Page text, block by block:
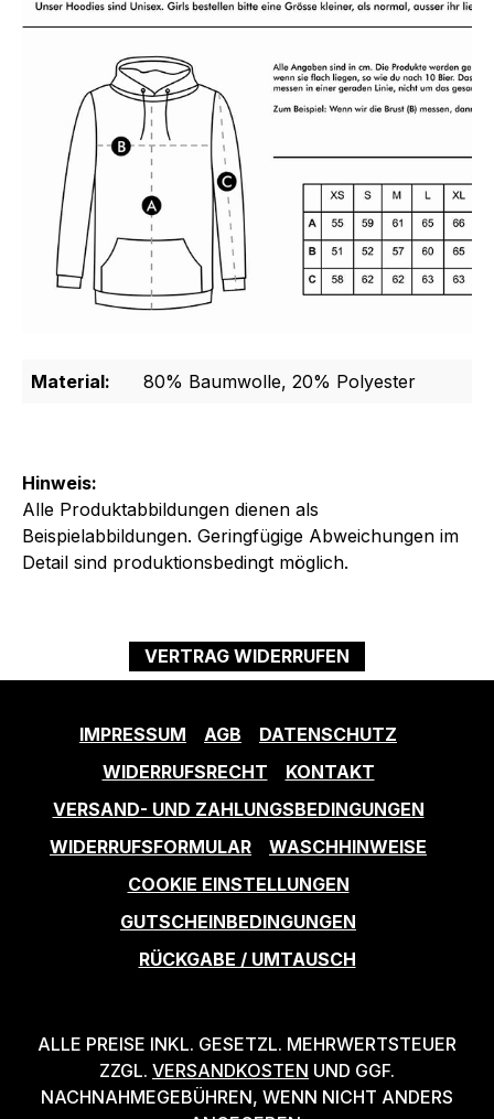
Hinweis:
Alle Produktabbildungen dienen als
Beispielabbildungen. Geringfügige Abweichungen im
Detail sind produktionsbedingt möglich.
Material: 80% Baumwolle, 20% Polyester
VERTRAG WIDERRUFEN
IMPRESSUM AGB
DATENSCHUTZ
WIDERRUFSRECHT
KONTAKT
VERSAND- UND ZAHLUNGSBEDINGUNGEN
WIDERRUFSFORMULAR
WASCHHINWEISE
COOKIE EINSTELLUNGEN
GUTSCHEINBEDINGUNGEN
RÜCKGABE / UMTAUSCH
ALLE PREISE INKL. GESETZL. MEHRWERTSTEUER
ZZGL. VERSANDKOSTEN UND GGF.
NACHNAHMEGEBÜHREN, WENN NICHT ANDERS